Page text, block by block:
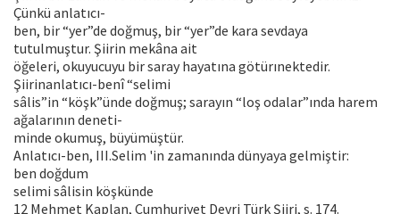
Çünkü anlatıcı-
ben, bir “yer”de doğmuş, bir “yer”de kara sevdaya
tutulmuştur. Şiirin mekâna ait
öğeleri, okuyucuyu bir saray hayatına götürınektedir.
Şiirinanlatıcı-benî “selimi
sâlis”in “köşk”ünde doğmuş; sarayın “loş odalar”ında harem
ağalarının deneti-
minde okumuş, büyümüştür.
Anlatıcı-ben, III.Selim 'in zamanında dünyaya gelmiştir:
ben doğdum
selimi sâlisin köşkünde
12 Mehmet Kaplan, Cumhuriyet Devri Türk Şiiri, s. 174.